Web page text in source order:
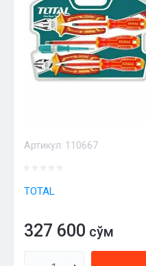
Артикул: 110667
TOTAL
327 600 сўм